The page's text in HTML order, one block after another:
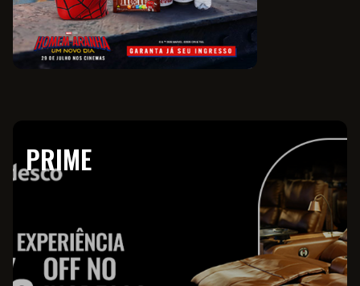
PRIME